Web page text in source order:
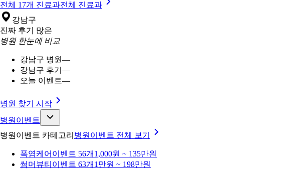
전체 17개 진료과전체 진료과
강남구
진짜 후기 많은
병원 한눈에 비교
강남구 병원—
강남구 후기 —
오늘 이벤트—
병원 찾기 시작
병원이벤트
병원이벤트 카테고리 병원이벤트 전체 보기
폭염케어 이벤트 56개 1,000원 ~ 135만원
썸머뷰티 이벤트 63개 1만원 ~ 198만원